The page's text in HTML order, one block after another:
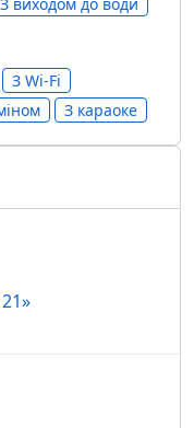
З Wi-Fi
З караоке